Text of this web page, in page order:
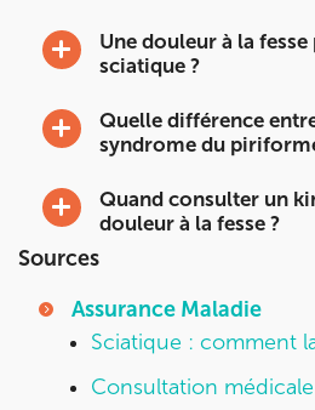
Une douleur à la
sciatique ?
Quelle différence
syndrome du
Quand consulter un
douleur à la fesse ?
Sources
Assurance Maladie
Sciatique : comment
Consultation